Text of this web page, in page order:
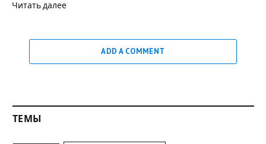
Читать далее
ADD A COMMENT
ТЕМЫ